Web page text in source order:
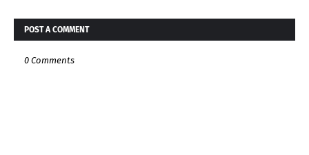
POST A COMMENT
0 Comments